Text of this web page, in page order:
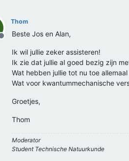
Offline
Thom
Beste Jos en Alan,
Ik wil jullie zeker assisteren!
Ik zie dat jullie al goed bezig zijn
Wat hebben jullie tot nu toe
Wat voor kwantummechanische
Groetjes,
Thom
Moderator
Student Technische Natuurkunde